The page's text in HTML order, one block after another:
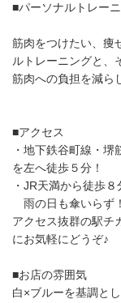
■パーソナルトレー
筋肉をつけたい、痩
ルトレーニングと、
筋肉への負担を減ら
■アクセス
・地下鉄谷町線・
を左へ徒歩５分！
・JR天満から徒歩８
雨の日も傘いらず！
アクセス抜群の駅チ
にお気軽にどうぞ♪
■お店の雰囲気
白×ブルーを基調と